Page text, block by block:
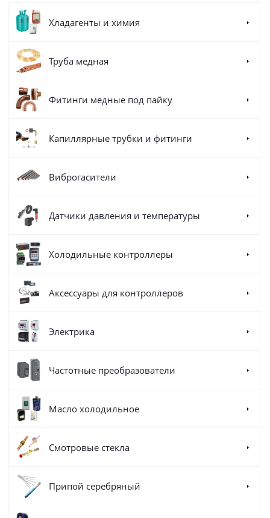
Хладагенты и химия
Труба медная
Фитинги медные под пайку
Капиллярные трубки и фитинги
Виброгасители
Датчики давления и температуры
Холодильные контроллеры
Аксессуары для контроллеров
Электрика
Частотные преобразователи
Масло холодильное
Смотровые стекла
Припой серебряный